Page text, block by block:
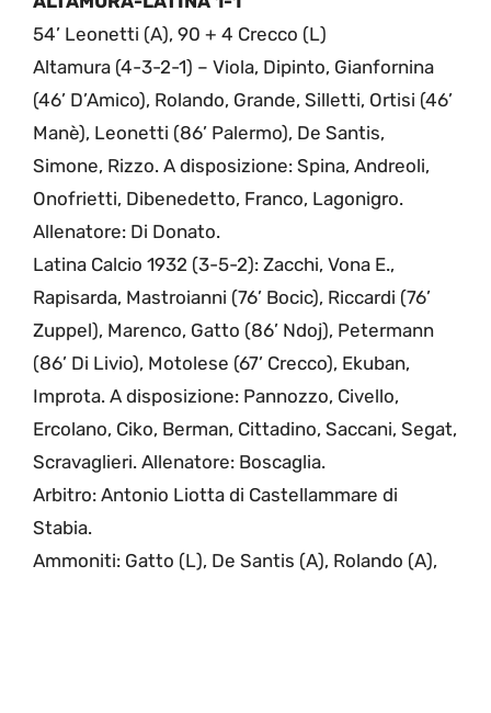
54’ Leonetti (A), 90 + 4 Crecco (L)
Altamura (4-3-2-1) – Viola, Dipinto, Gianfornina
(46’ D’Amico), Rolando, Grande, Silletti, Ortisi (46’
Manè), Leonetti (86’ Palermo), De Santis,
Simone, Rizzo. A disposizione: Spina, Andreoli,
Onofrietti, Dibenedetto, Franco, Lagonigro.
Allenatore: Di Donato.
Latina Calcio 1932 (3-5-2): Zacchi, Vona E.,
Rapisarda, Mastroianni (76’ Bocic), Riccardi (76’
Zuppel), Marenco, Gatto (86’ Ndoj), Petermann
(86’ Di Livio), Motolese (67’ Crecco), Ekuban,
Improta. A disposizione: Pannozzo, Civello,
Ercolano, Ciko, Berman, Cittadino, Saccani, Segat,
Scravaglieri. Allenatore: Boscaglia.
Arbitro: Antonio Liotta di Castellammare di
Stabia.
Ammoniti: Gatto (L), De Santis (A), Rolando (A),